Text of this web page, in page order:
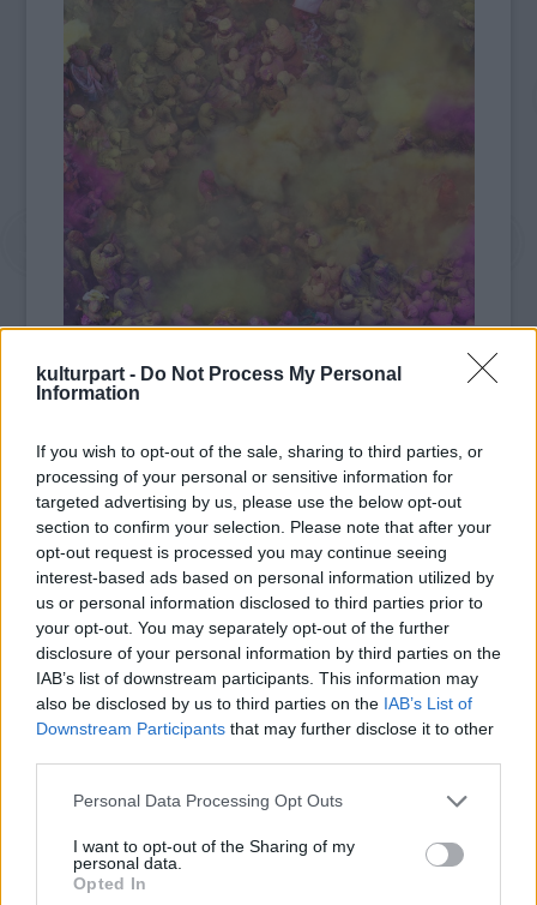
kulturpart - Do Not Process My Personal
Information
If you wish to opt-out of the sale, sharing to third parties, or
processing of your personal or sensitive information for
targeted advertising by us, please use the below opt-out
section to confirm your selection. Please note that after your
opt-out request is processed you may continue seeing
interest-based ads based on personal information utilized by
us or personal information disclosed to third parties prior to
your opt-out. You may separately opt-out of the further
disclosure of your personal information by third parties on the
IAB’s list of downstream participants. This information may
also be disclosed by us to third parties on the IAB’s List of
Downstream Participants that may further disclose it to other
Please note that this website/app uses one or more Google
not limited to your visit or usage behaviour. You may click to
grant or deny consent to Google and its third-party tags to
use your data for below specified purposes in below Google
Personal Data Processing Opt Outs
I want to opt-out of the Sharing of my
personal data.
Opted In
A tavasz közeledtét köszöntő ünnep lényege,
utcákra és festékporral dobálják egymást. Az
eredmény egy nagyon látványos, színes
kavalkád és számtalan, minden bizonnyal
küszködő tüdő.